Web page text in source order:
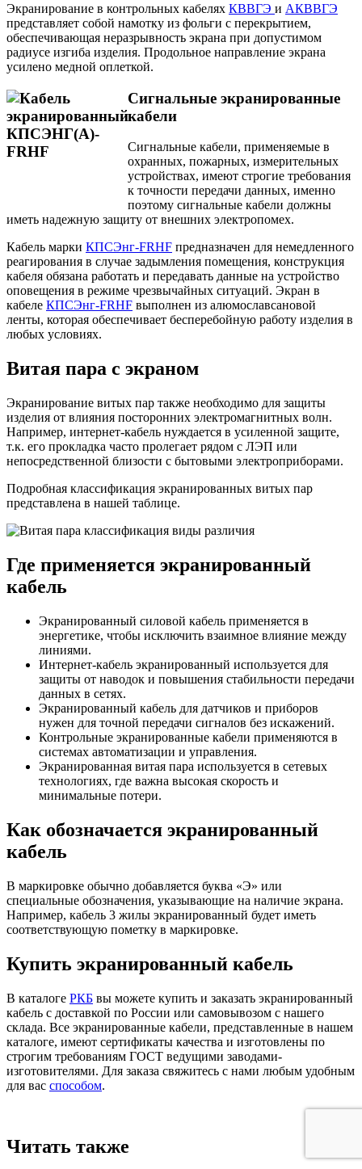
Экранирование в контрольных кабелях КВВГЭ и АКВВГЭ
представляет собой намотку из фольги с перекрытием,
обеспечивающая неразрывность экрана при допустимом
радиусе изгиба изделия. Продольное направление экрана
усилено медной оплеткой.
Сигнальные экранированные
кабели
Сигнальные кабели, применяемые в
охранных, пожарных, измерительных
устройствах, имеют строгие требования
к точности передачи данных, именно
поэтому сигнальные кабели должны
иметь надежную защиту от внешних электропомех.
Кабель марки КПСЭнг-FRHF предназначен для немедленного
реагирования в случае задымления помещения, конструкция
кабеля обязана работать и передавать данные на устройство
оповещения в режиме чрезвычайных ситуаций. Экран в
кабеле КПСЭнг-FRHF выполнен из алюмославсановой
ленты, которая обеспечивает бесперебойную работу изделия в
любых условиях.
Витая пара с экраном
Экранирование витых пар также необходимо для защиты
изделия от влияния посторонних электромагнитных волн.
Например, интернет-кабель нуждается в усиленной защите,
т.к. его прокладка часто пролегает рядом с ЛЭП или
непосредственной близости с бытовыми электроприборами.
Подробная классификация экранированных витых пар
представлена в нашей таблице.
Где применяется экранированный
кабель
Экранированный силовой кабель применяется в
энергетике, чтобы исключить взаимное влияние между
линиями.
Интернет-кабель экранированный используется для
защиты от наводок и повышения стабильности передачи
данных в сетях.
Экранированный кабель для датчиков и приборов
нужен для точной передачи сигналов без искажений.
Контрольные экранированные кабели применяются в
системах автоматизации и управления.
Экранированная витая пара используется в сетевых
технологиях, где важна высокая скорость и
минимальные потери.
Как обозначается экранированный
кабель
В маркировке обычно добавляется буква «Э» или
специальные обозначения, указывающие на наличие экрана.
Например, кабель 3 жилы экранированный будет иметь
соответствующую пометку в маркировке.
Купить экранированный кабель
В каталоге РКБ вы можете купить и заказать экранированный
кабель с доставкой по России или самовывозом с нашего
склада. Все экранированные кабели, представленные в нашем
каталоге, имеют сертификаты качества и изготовлены по
строгим требованиям ГОСТ ведущими заводами-
изготовителями. Для заказа свяжитесь с нами любым удобным
для вас способом.
Читать также